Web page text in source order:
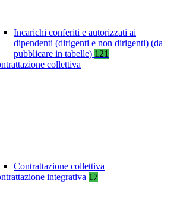
Incarichi conferiti e autorizzati ai
dipendenti (dirigenti e non dirigenti) (da
pubblicare in tabelle) 121
collettiva
Contrattazione collettiva
integrativa 17